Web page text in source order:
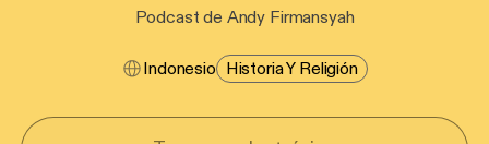
Podcast de Andy Firmansyah
Indonesio Historia Y Religión